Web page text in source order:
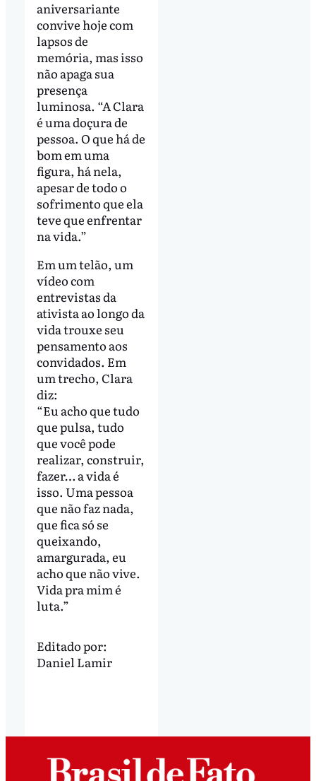
aniversariante
convive hoje com
lapsos de
memória, mas isso
não apaga sua
presença
luminosa. “A Clara
é uma doçura de
pessoa. O que há de
bom em uma
figura, há nela,
apesar de todo o
sofrimento que ela
teve que enfrentar
na vida.”
Em um telão, um
vídeo com
entrevistas da
ativista ao longo da
vida trouxe seu
pensamento aos
convidados. Em
um trecho, Clara
diz:
“Eu acho que tudo
que pulsa, tudo
que você pode
realizar, construir,
fazer… a vida é
isso. Uma pessoa
que não faz nada,
que fica só se
queixando,
amargurada, eu
acho que não vive.
Vida pra mim é
luta.”
Editado por:
Daniel Lamir